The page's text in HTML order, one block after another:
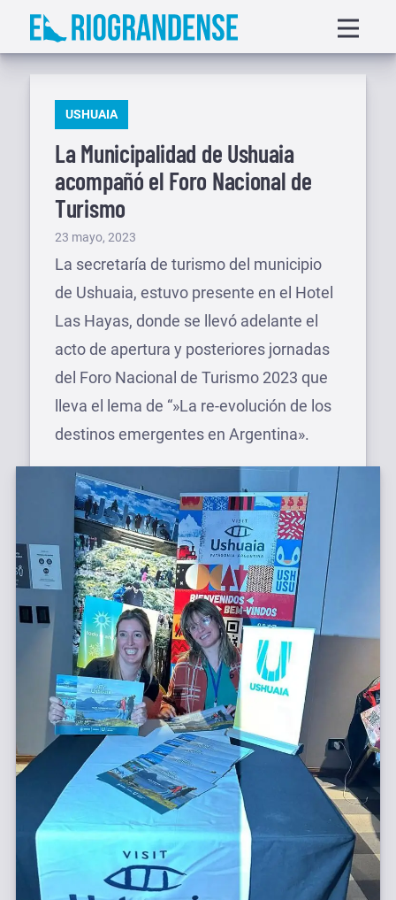
Saltar
menu
PUBLICADO
USHUAIA
La Municipalidad de Ushuaia
acompañó el Foro Nacional de
Turismo
Publicado
el
23 mayo, 2023
La secretaría de turismo del municipio
de Ushuaia, estuvo presente en el Hotel
Las Hayas, donde se llevó adelante el
acto de apertura y posteriores jornadas
del Foro Nacional de Turismo 2023 que
lleva el lema de “»La re-evolución de los
destinos emergentes en Argentina».